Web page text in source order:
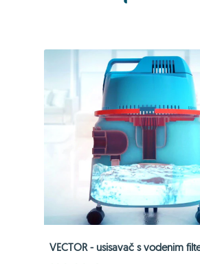
VECTOR - usisavač s vodenim